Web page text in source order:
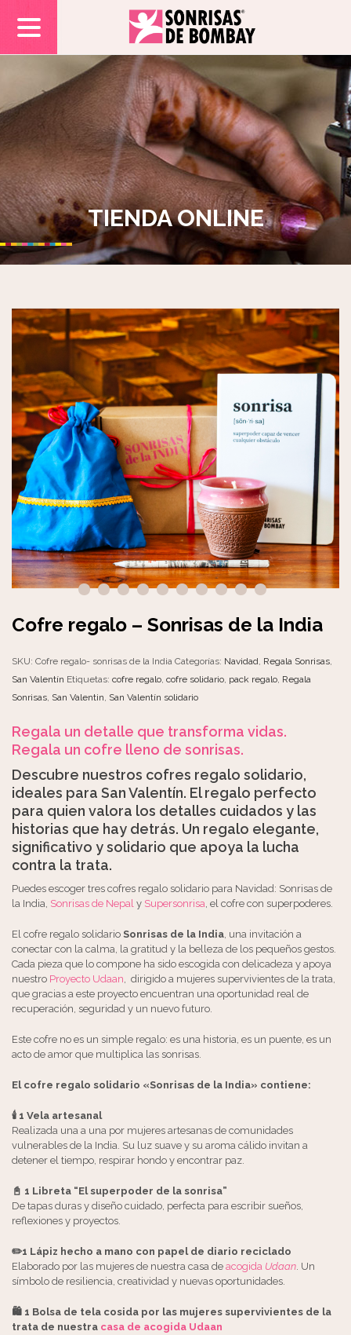
TIENDA ONLINE
Cofre regalo – Sonrisas de la India
SKU: Cofre regalo- sonrisas de la India Categorías: Navidad, Regala Sonrisas,
San Valentín Etiquetas: cofre regalo, cofre solidario, pack regalo, Regala
Sonrisas, San Valentin, San Valentín solidario
Regala un detalle que transforma vidas.
Regala un cofre lleno de sonrisas.
Descubre nuestros cofres regalo solidario,
ideales para San Valentín. El regalo perfecto
para quien valora los detalles cuidados y las
historias que hay detrás. Un regalo elegante,
significativo y solidario que apoya la lucha
contra la trata.
Puedes escoger tres cofres regalo solidario para Navidad: Sonrisas de
la India, Sonrisas de Nepal y Supersonrisa, el cofre con superpoderes.
El cofre regalo solidario Sonrisas de la India, una invitación a
conectar con la calma, la gratitud y la belleza de los pequeños gestos.
Cada pieza que lo compone ha sido escogida con delicadeza y apoya
nuestro Proyecto Udaan, dirigido a mujeres supervivientes de la trata,
que gracias a este proyecto encuentran una oportunidad real de
recuperación, seguridad y un nuevo futuro.
Este cofre no es un simple regalo: es una historia, es un puente, es un
acto de amor que multiplica las sonrisas.
El cofre regalo solidario «Sonrisas de la India» contiene:
🕯️ 1 Vela artesanal
Realizada una a una por mujeres artesanas de comunidades
vulnerables de la India. Su luz suave y su aroma cálido invitan a
detener el tiempo, respirar hondo y encontrar paz.
📓 1 Libreta “El superpoder de la sonrisa”
De tapas duras y diseño cuidado, perfecta para escribir sueños,
reflexiones y proyectos.
✏️1 Lápiz hecho a mano con papel de diario reciclado
Elaborado por las mujeres de nuestra casa de acogida Udaan. Un
símbolo de resiliencia, creatividad y nuevas oportunidades.
🛍️ 1 Bolsa de tela cosida por las mujeres supervivientes de la
trata de nuestra casa de acogida Udaan